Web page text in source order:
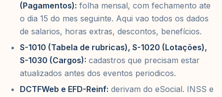
(Pagamentos): folha mensal, com fechamento ate
o dia 15 do mes seguinte. Aqui vao todos os dados
de salarios, horas extras, descontos, benefícios.
S-1010 (Tabela de rubricas), S-1020 (Lotações),
S-1030 (Cargos): cadastros que precisam estar
atualizados antes dos eventos periodicos.
DCTFWeb e EFD-Reinf: derivam do eSocial. INSS e